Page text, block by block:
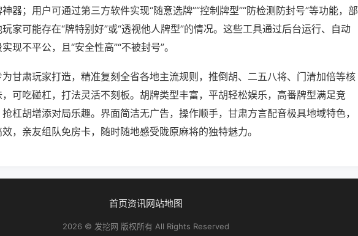
器；用户可通过第三方软件实现“随意选牌”“控制牌型”“防检测防封号”等功能，部
家可能存在“牌特别好”或“透视他人牌型”的情况。这些工具通过后台运行、自动
现不平公，且“安全性高”“不被封号”。
甘肃玩家打造，精准复刻全省各地主流规则，推倒胡、二五八将、门清加倍等核
可吃碰杠，打法灵活不刻板。胡牌类型丰富，平胡轻松娱乐，高番牌型满足竞
杠胡增添对局乐趣。界面简洁无广告，操作顺手，甘肃方言配音极具地域特色，
，亲友组队免房卡，随时随地感受陇原麻将的独特魅力。
首页资讯网站地图
2026 © 发挖网 版权所有 All Rights Reserved